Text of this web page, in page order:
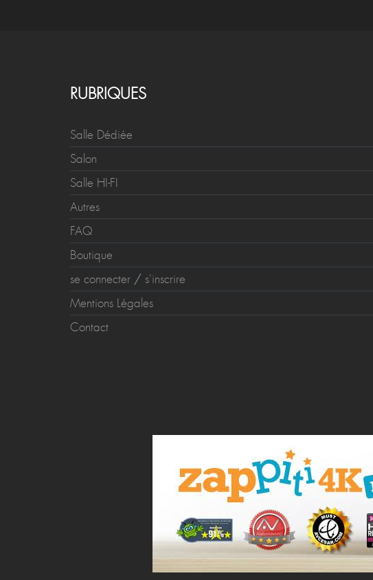
RUBRIQUES
Salle Dédiée
Salon
Salle HI-FI
Autres
FAQ
Boutique
se connecter / s'inscrire
Mentions Légales
Contact